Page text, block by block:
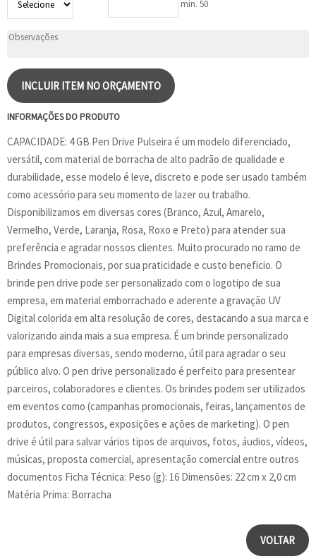
min. 50
INCLUIR ITEM NO ORÇAMENTO
INFORMAÇÕES DO PRODUTO
CAPACIDADE: 4 GB Pen Drive Pulseira é um modelo diferenciado,
versátil, com material de borracha de alto padrão de qualidade e
durabilidade, esse modelo é leve, discreto e pode ser usado também
como acessório para seu momento de lazer ou trabalho.
Disponibilizamos em diversas cores (Branco, Azul, Amarelo,
Vermelho, Verde, Laranja, Rosa, Roxo e Preto) para atender sua
preferência e agradar nossos clientes. Muito procurado no ramo de
Brindes Promocionais, por sua praticidade e custo beneficio. O
brinde pen drive pode ser personalizado com o logotipo de sua
empresa, em material emborrachado e aderente a gravação UV
Digital colorida em alta resolução de cores, destacando a sua marca e
valorizando ainda mais a sua empresa. É um brinde personalizado
para empresas diversas, sendo moderno, útil para agradar o seu
público alvo. O pen drive personalizado é perfeito para presentear
parceiros, colaboradores e clientes. Os brindes podem ser utilizados
em eventos como (campanhas promocionais, feiras, lançamentos de
produtos, congressos, exposições e ações de marketing). O pen
drive é útil para salvar vários tipos de arquivos, fotos, áudios, vídeos,
músicas, proposta comercial, apresentação comercial entre outros
documentos Ficha Técnica: Peso (g): 16 Dimensões: 22 cm x 2,0 cm
Matéria Prima: Borracha
VOLTAR